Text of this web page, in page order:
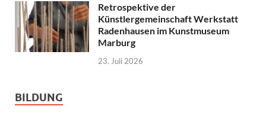
Retrospektive der
Künstlergemeinschaft Werkstatt
Radenhausen im Kunstmuseum
Marburg
23. Juli 2026
BILDUNG